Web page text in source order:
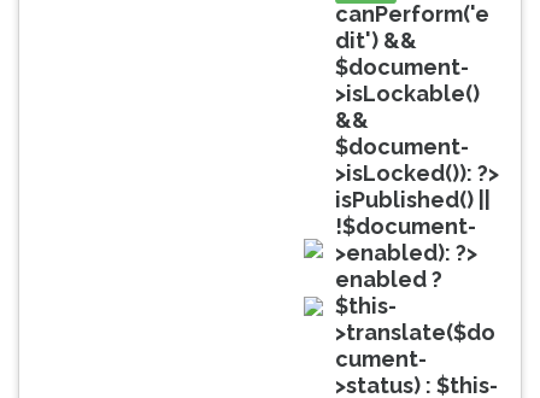
doc
doc
canPerform('e
dit') &&
$document-
>isLockable()
&&
$document-
>isLocked()): ?>
isPublished() ||
!$document-
>enabled): ?>
enabled ?
$this-
>translate($do
cument-
>status) : $this-